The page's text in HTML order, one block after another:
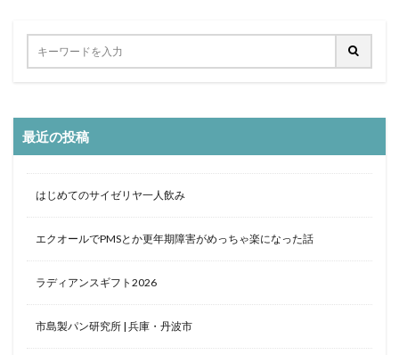
最近の投稿
はじめてのサイゼリヤ一人飲み
エクオールでPMSとか更年期障害がめっちゃ楽になった話
ラディアンスギフト2026
市島製パン研究所 | 兵庫・丹波市